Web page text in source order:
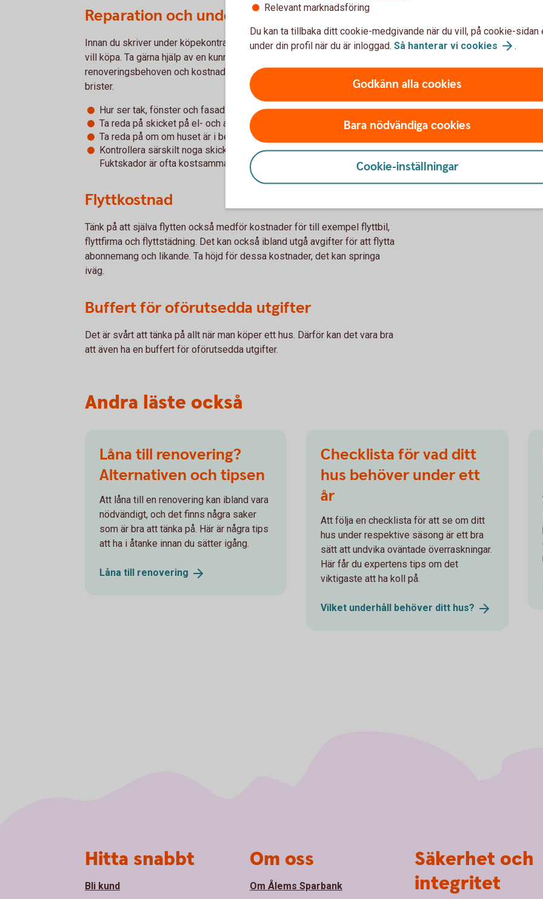
Reparation och underhåll
Innan du skriver under köpekontrakt var noga med att undersöka huset du
vill köpa. Ta gärna hjälp av en kunnig byggare för att uppskatta
renoveringsbehoven och kostnaden för att åtgärda eventuella fel och
brister.
Hur ser tak, fönster och fasad ut? Behöver det bytas ut i nära framtid?
Ta reda på skicket på el- och avloppssystem.
Ta reda på om om huset är i behov av dränering.
Kontrollera särskilt noga skicket på källare, vind och våtutrymmen.
Fuktskador är ofta kostsamma och tar lång tid att åtgärda.
Flyttkostnad
Tänk på att själva flytten också medför kostnader för till exempel flyttbil,
flyttfirma och flyttstädning. Det kan också ibland utgå avgifter för att flytta
abonnemang och likande. Ta höjd för dessa kostnader, det kan springa
iväg.
Buffert för oförutsedda utgifter
Det är svårt att tänka på allt när man köper ett hus. Därför kan det vara bra
att även ha en buffert för oförutsedda utgifter.
Andra läste också
Låna till renovering?
Alternativen och tipsen
Att låna till en renovering kan ibland vara
nödvändigt, och det finns några saker
som är bra att tänka på. Här är några tips
att ha i åtanke innan du sätter igång.
Låna till renovering
Checklista för vad ditt
hus behöver under ett
år
Att följa en checklista för att se om ditt
hus under respektive säsong är ett bra
sätt att undvika oväntade överraskningar.
Här får du expertens tips om det
viktigaste att ha koll på.
Vilket underhåll behöver ditt hus?
Relevant marknadsföring
Du kan ta tillbaka ditt cookie-medgivande när du vill, på cookie-sidan
under din profil när du är inloggad. Så hanterar vi cookies .
Godkänn alla cookies
Bara nödvändiga cookies
Cookie-inställningar
Hitta snabbt
Bli kund
Om oss
Om Ålems Sparbank
Säkerhet och
integritet